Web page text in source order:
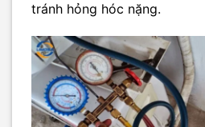
tránh hỏng hóc nặng.